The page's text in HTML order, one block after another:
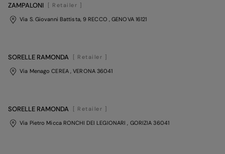
ZAMPALONI
[ Retailer ]
Via S. Giovanni Battista, 9 RECCO
, GENOVA16121
SORELLE RAMONDA
[ Retailer ]
Via Menago CEREA , VERONA36041
SORELLE RAMONDA
[ Retailer ]
Via Pietro Micca RONCHI DEI LEGIONARI
, GORIZIA 36041